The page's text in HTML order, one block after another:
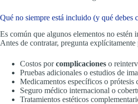
Qué no siempre está incluido (y qué debes
Es común que algunos elementos no estén
Antes de contratar, pregunta explícitamente
Costos porcomplicaciones o
Pruebas adicionales o estudios de
Medicamentos específicos o prótesis
Seguro médico internacional o
Tratamientos estéticos